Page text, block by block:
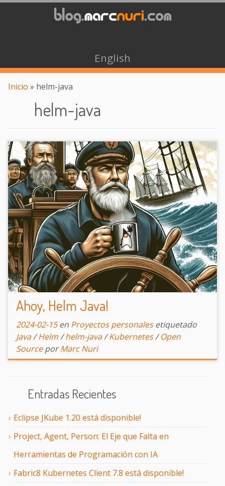
English
Inicio » helm-java
Entradas Recientes
Eclipse JKube 1.20 está disponible!
Project, Agent, Person: El Eje que Falta en
Herramientas de Programación con IA
Fabric8 Kubernetes Client 7.8 está disponible!
helm-java
Ahoy, Helm Java!
2024-02-15 en Proyectos personales etiquetado
Java/Helm/helm-java/Kubernetes/Open
Source por Marc Nuri